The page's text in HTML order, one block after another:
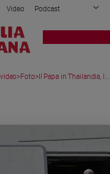
Video Podcast
siamo
>Foto>Il Papa in Thailandia, l...